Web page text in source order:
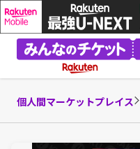
個人間マーケットプレイス